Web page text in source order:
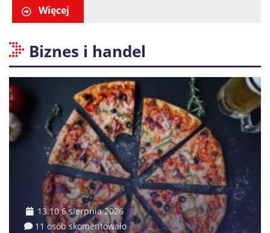
Więcej
Biznes i handel
13:10 6 sierpnia 2026
11 osób skomentowało